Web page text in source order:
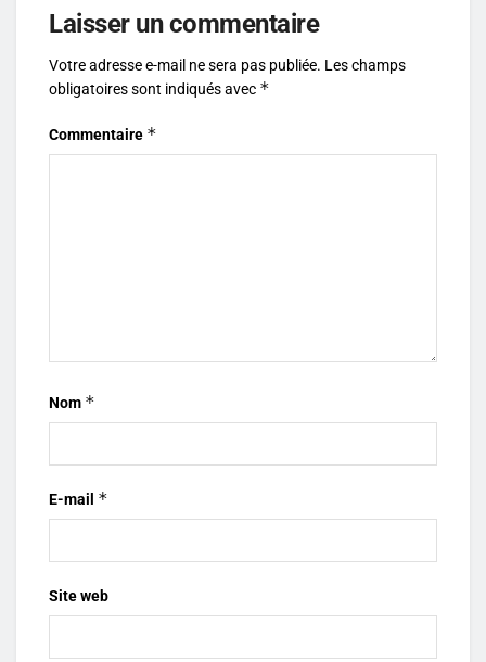
Laisser un commentaire
Votre adresse e-mail ne sera pas publiée. Les champs
obligatoires sont indiqués avec *
Commentaire *
Nom *
E-mail *
Site web